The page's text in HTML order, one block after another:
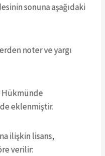
sonuna aşağıdaki
noter ve yargı
Hükmünde
eklenmiştir.
ilişkin lisans,
verilir: